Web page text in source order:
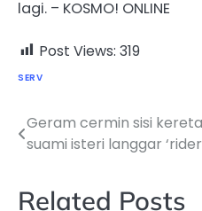
lagi. – KOSMO! ONLINE
Post Views: 319
SERV
Post
Geram cermin sisi
suami isteri langgar
Related Posts